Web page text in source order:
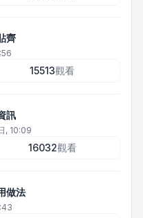
齊
15513觀看
訊
, 10:09
16032觀看
做法